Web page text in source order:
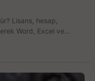
Lisans, hesap,
Word, Excel ve